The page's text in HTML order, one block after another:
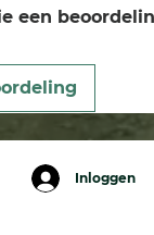
een
Inloggen